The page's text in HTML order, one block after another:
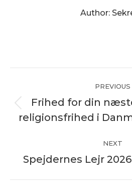
Author:
navigation
PREVIOUS
post:
Frihed for din
religionsfrihed i
NEXT
Next
Spejdernes Lejr